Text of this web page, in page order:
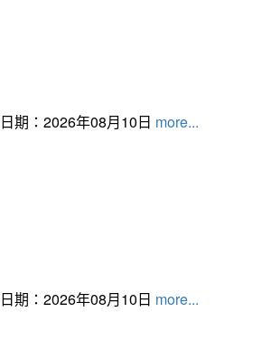
期：2026年08月10日 more...
期：2026年08月10日 more...